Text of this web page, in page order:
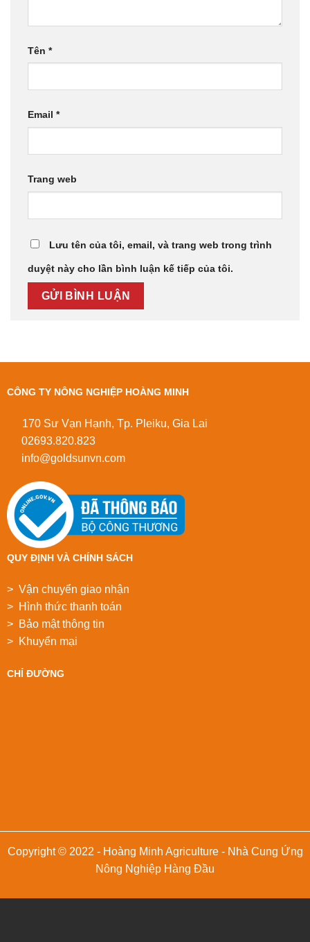
Tên *
Email *
Trang web
Lưu tên của tôi, email, và trang web trong trình
duyệt này cho lần bình luận kế tiếp của tôi.
CÔNG TY NÔNG NGHIỆP HOÀNG MINH
170 Sư Vạn Hạnh, Tp. Pleiku, Gia Lai
02693.820.823
info@goldsunvn.com
QUY ĐỊNH VÀ CHÍNH SÁCH
> Vận chuyển giao nhận
> Hình thức thanh toán
> Bảo mật thông tin
> Khuyển mại
CHỈ ĐƯỜNG
Copyright © 2022 - Hoàng Minh Agriculture - Nhà Cung Ứng
Nông Nghiệp Hàng Đầu